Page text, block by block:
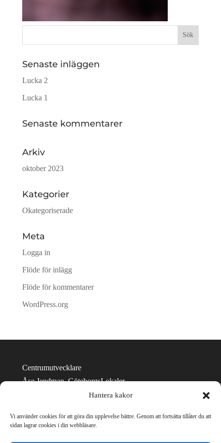
Hantera kakor
Vi använder cookies för att göra din upplevelse bättre. Genom att fortsätta tillåter du att
sidan lagrar cookies i din webbläsare.
Senaste inläggen
Lucka 2
Lucka 1
Senaste kommentarer
Arkiv
oktober 2023
Kategorier
Okategoriserade
Meta
Logga in
Flöde för inlägg
Flöde för kommentarer
WordPress.org
Centrumutvecklare
Åse Jendman, GöteborgsLokaler
E-post: ase.jendman@goteborgslokaler.se
Tillgänglighetsredogörelse